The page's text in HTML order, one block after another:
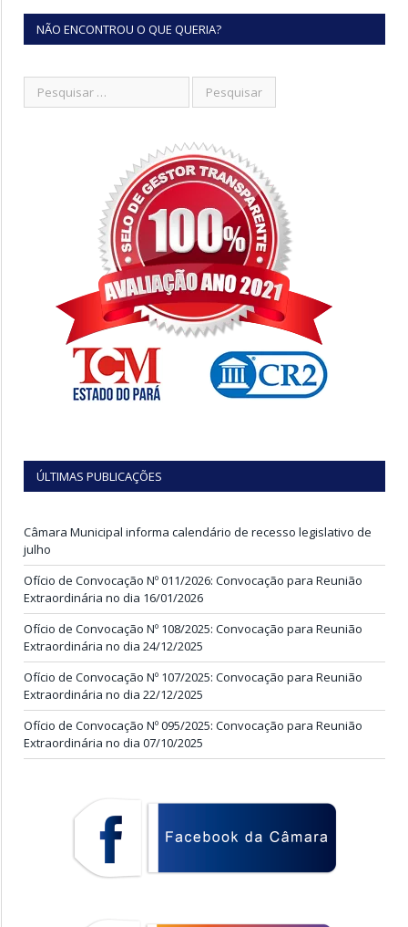
NÃO ENCONTROU O QUE QUERIA?
ÚLTIMAS PUBLICAÇÕES
Câmara Municipal informa calendário de recesso legislativo de
julho
Ofício de Convocação Nº 011/2026: Convocação para Reunião
Extraordinária no dia 16/01/2026
Ofício de Convocação Nº 108/2025: Convocação para Reunião
Extraordinária no dia 24/12/2025
Ofício de Convocação Nº 107/2025: Convocação para Reunião
Extraordinária no dia 22/12/2025
Ofício de Convocação Nº 095/2025: Convocação para Reunião
Extraordinária no dia 07/10/2025